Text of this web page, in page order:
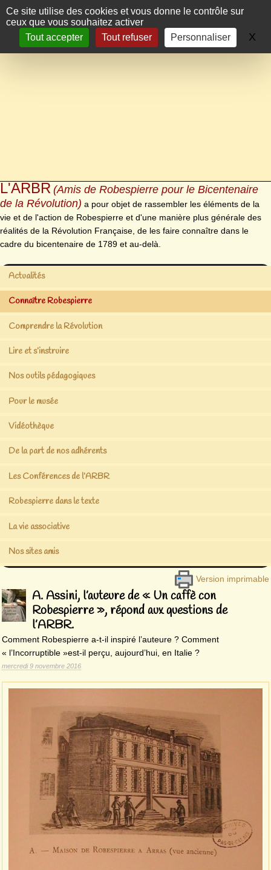
Panneau de gestion des cookies
Ce site utilise des cookies et vous donne le contrôle sur
ceux que vous souhaitez activer
Tout accepter
Tout refuser Personnaliser X
L'ARBR (Amis de Robespierre pour le Bicentenaire
de la Révolution) a pour objet de rassembler les éléments de la
vie et de l'action de Robespierre et d'une manière plus générale des
réalités de la Révolution Française, de les faire connaître dans le
cadre du bicentenaire de 1789 et au-delà.
Actualités
Connaître Robespierre
Comprendre la Révolution
Lire et s’instruire
Nos outils pédagogiques
Pour le musée
Vidéothèque
De la part de nos adhérents
Les Conférences de l’ARBR
Robespierre dans le texte
La vie associative
Nos sites amis
Version imprimable
A. Assini, l’auteure de « Un caffè con
Robespierre », répond aux questions de
l’ARBR.
Comment Robespierre a-t-il inspiré l’auteure ? Comment
« l’Incorruptible »est-il perçu, aujourd’hui, en Italie ?
mercredi 9 novembre 2016